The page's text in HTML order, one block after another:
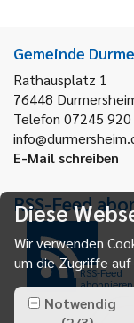
Gemeinde
Rathausplatz 1
76448
Telefon 07245 920
E-Mail schreiben
RSS-Feed
RSS-Feed
abonnieren
Diese
Wir verwenden
um die Zugriffe auf
Notwendig